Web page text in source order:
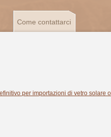
Come contattarci
per importazioni di vetro solare